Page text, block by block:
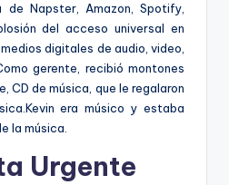
Napster, Amazon, Spotify,
del acceso universal en
digitales de audio, video,
gerente, recibió montones
CD de música, que le regalaron
era músico y estaba
la música.
Urgente